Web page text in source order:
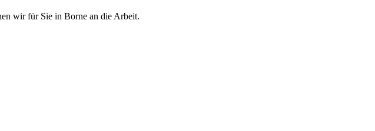
wir für Sie in Borne an die Arbeit.